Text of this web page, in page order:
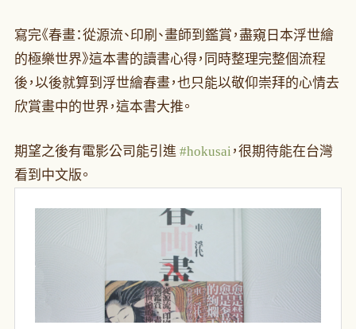
寫完《春畫：從源流、印刷、畫師到鑑賞，盡窺日本浮世繪
的極樂世界》這本書的讀書心得，同時整理完整個流程
後，以後就算到浮世繪春畫，也只能以敬仰崇拜的心情去
欣賞畫中的世界，這本書大推。
期望之後有電影公司能引進 #hokusai，很期待能在台灣
看到中文版。